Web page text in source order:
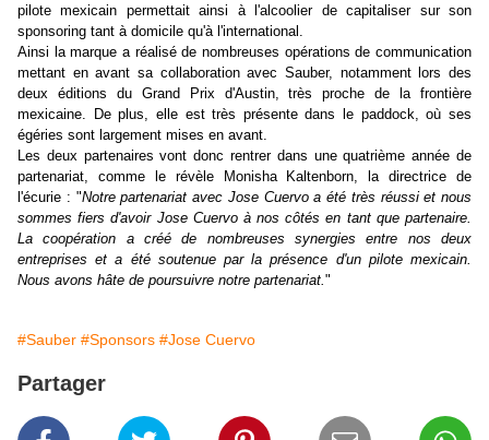
pilote mexicain permettait ainsi à l'alcoolier de capitaliser sur son
sponsoring tant à domicile qu'à l'international.
Ainsi la marque a réalisé de nombreuses opérations de communication
mettant en avant sa collaboration avec Sauber, notamment lors des
deux éditions du Grand Prix d'Austin, très proche de la frontière
mexicaine. De plus, elle est très présente dans le paddock, où ses
égéries sont largement mises en avant.
Les deux partenaires vont donc rentrer dans une quatrième année de
partenariat, comme le révèle Monisha Kaltenborn, la directrice de
l'écurie : "Notre partenariat avec Jose Cuervo a été très réussi et nous
sommes fiers d'avoir Jose Cuervo à nos côtés en tant que partenaire.
La coopération a créé de nombreuses synergies entre nos deux
entreprises et a été soutenue par la présence d'un pilote mexicain.
Nous avons hâte de poursuivre notre partenariat."
#Sauber #Sponsors #Jose Cuervo
Partager